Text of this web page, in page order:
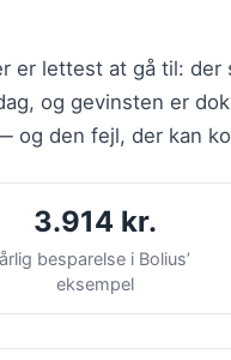
er lettest at gå til: der
og gevinsten er
og den fejl, der kan
3.914 kr.
årlig besparelse i Bolius’
eksempel